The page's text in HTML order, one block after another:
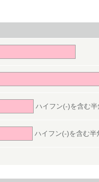
ハイフン(-)を含む
ハイフン(-)を含む